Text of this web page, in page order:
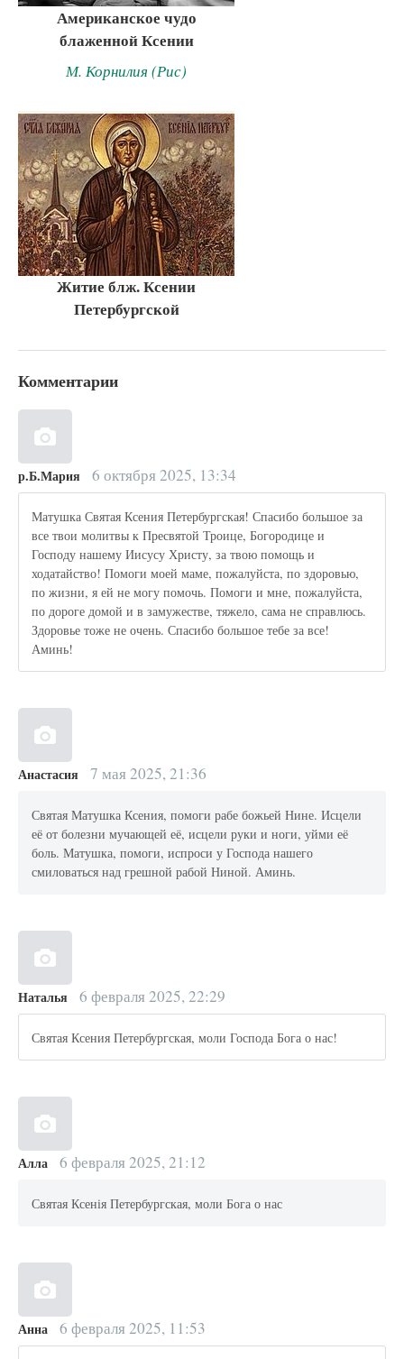
Американское чудо
блаженной Ксении
М. Корнилия (Рис)
Житие блж. Ксении
Петербургской
Комментарии
р.Б.Мария 6 октября 2025, 13:34
Матушка Святая Ксения Петербургская! Спасибо большое за
все твои молитвы к Пресвятой Троице, Богородице и
Господу нашему Иисусу Христу, за твою помощь и
ходатайство! Помоги моей маме, пожалуйста, по здоровью,
по жизни, я ей не могу помочь. Помоги и мне, пожалуйста,
по дороге домой и в замужестве, тяжело, сама не справлюсь.
Здоровье тоже не очень. Спасибо большое тебе за все!
Аминь!
Анастасия 7 мая 2025, 21:36
Святая Матушка Ксения, помоги рабе божьей Нине. Исцели
её от болезни мучающей её, исцели руки и ноги, уйми её
боль. Матушка, помоги, испроси у Господа нашего
смиловаться над грешной рабой Ниной. Аминь.
Наталья 6 февраля 2025, 22:29
Святая Ксения Петербургская, моли Господа Бога о нас!
Алла 6 февраля 2025, 21:12
Святая Ксенія Петербургская, моли Бога о нас
Анна 6 февраля 2025, 11:53